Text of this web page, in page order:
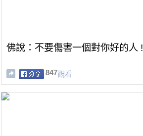
佛說：不要傷害一個對你好的人 !
847觀看